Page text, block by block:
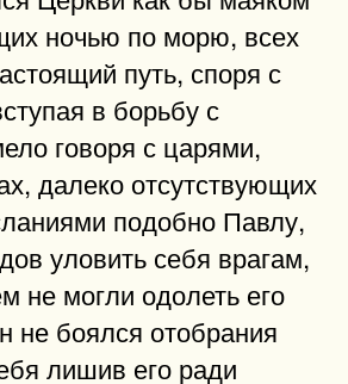
ночью по морю, всех
путь, споря с
в борьбу с
говоря с царями,
далеко отсутствующих
подобно Павлу,
уловить себя врагам,
не могли одолеть его
не боялся отобрания
лишив его ради